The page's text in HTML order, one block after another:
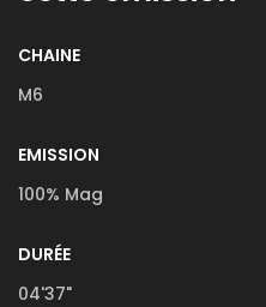
CHAINE
M6
EMISSION
100% Mag
DURÉE
04'37"